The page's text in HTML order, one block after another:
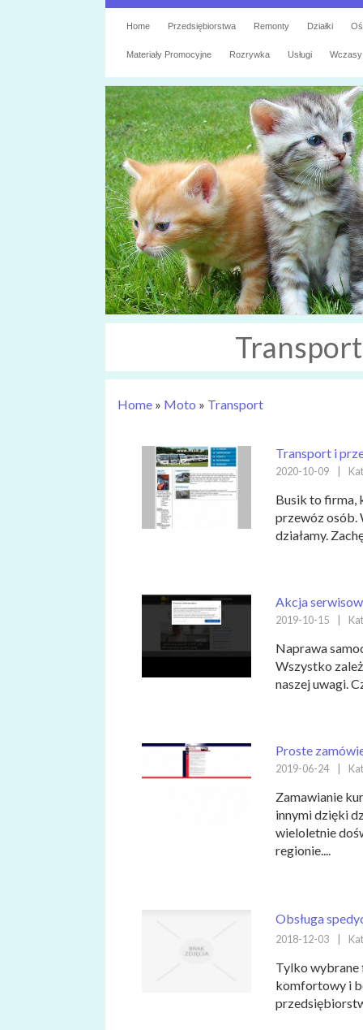
Home Przedsiębiorstwa Remonty Działki
Materiały Promocyjne Rozrywka Usługi Wczasy
Home » Moto » Transport
Transport i
2020-10-09
Busik to firma,
przewóz osób.
działamy.
Akcja
2019-10-15
Naprawa
Wszystko
naszej uwagi.
Proste
2019-06-24
Zamawianie
innymi dzięki
wieloletnie
regionie....
Obsługa
2018-12-03
Tylko wybrane
komfortowy i